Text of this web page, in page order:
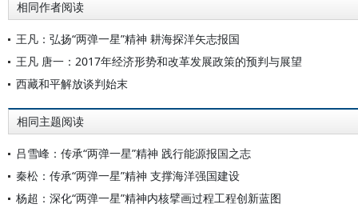
相同作者阅读
王凡：弘扬“两弹一星”精神 耕海探洋矢志报国
王凡 唐一：2017年经济形势和改革发展政策的预判与展望
西藏和平解放谈判始末
相同主题阅读
吕雪峰：传承“两弹一星”精神 践行能源报国之志
秦松：传承“两弹一星”精神 支撑海洋强国建设
杨超：深化“两弹一星”精神内核擘画过程工程创新蓝图